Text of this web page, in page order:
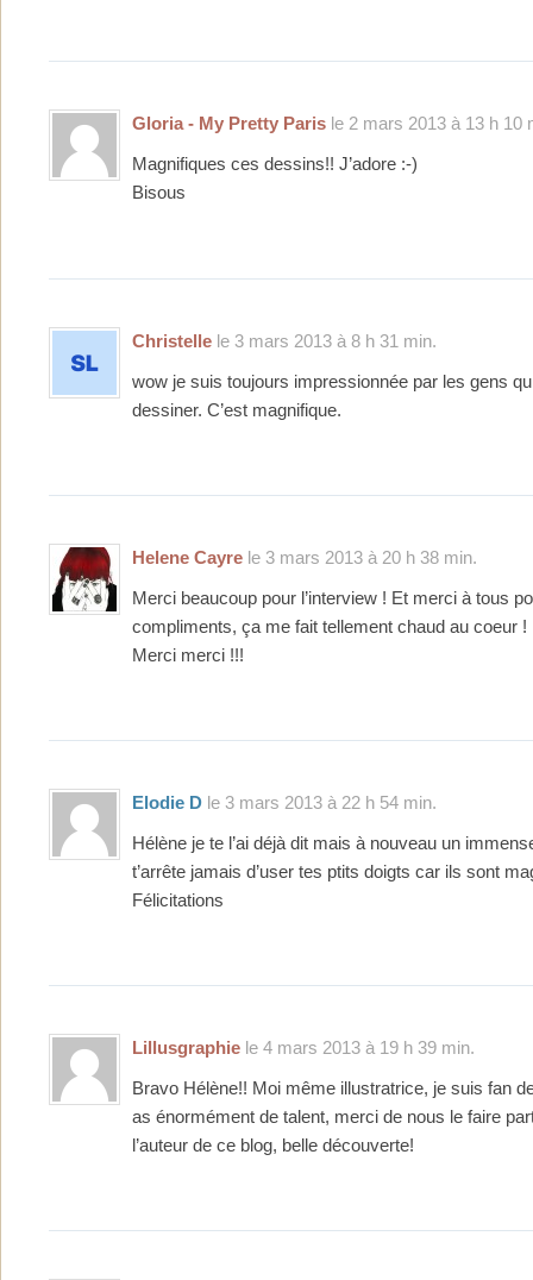
Gloria - My Pretty Paris le 2 mars 2013 à 13 h 10
Magnifiques ces dessins!! J’adore :-)
Bisous
Christelle le 3 mars 2013 à 8 h 31 min.
wow je suis toujours impressionnée par les gens
dessiner. C’est magnifique.
Helene Cayre le 3 mars 2013 à 20 h 38 min.
Merci beaucoup pour l’interview ! Et merci à tous
compliments, ça me fait tellement chaud au coeur !
Merci merci !!!
Elodie D le 3 mars 2013 à 22 h 54 min.
Hélène je te l’ai déjà dit mais à nouveau un
t’arrête jamais d’user tes ptits doigts car ils sont
Félicitations
Lillusgraphie le 4 mars 2013 à 19 h 39 min.
Bravo Hélène!! Moi même illustratrice, je suis fan
as énormément de talent, merci de nous le faire
l’auteur de ce blog, belle découverte!